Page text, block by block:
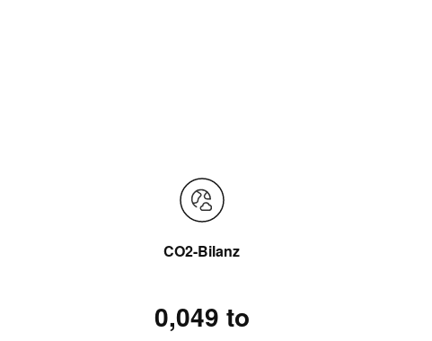
CO2-Bilanz
0,049 to